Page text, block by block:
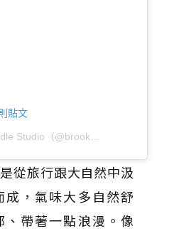
貼文
Brooklyn Candle Studio（@brooklyncandlestudio）分享的貼文
從旅行跟大自然中汲
成，氣味大多自然舒
帶著一點浪漫。像